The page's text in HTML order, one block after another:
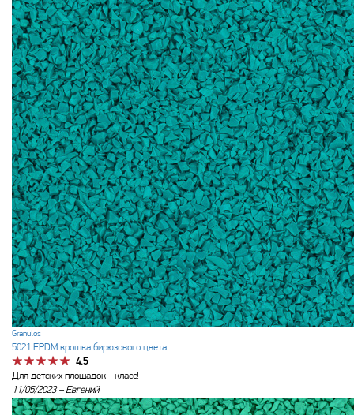
Granulos
5021 EPDM крошка бирюзового цвета
4.5
Для детских площадок - класс!
11/05/2023 –Евгений